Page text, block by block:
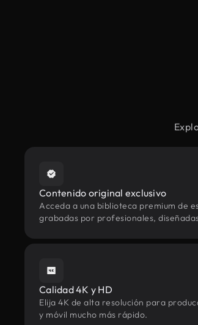
Contenido original exclusivo
Acceda a una biblioteca premium de
grabadas por profesionales,
Calidad 4K y HD
Elija 4K de alta resolución para
y móvil mucho más rápido.